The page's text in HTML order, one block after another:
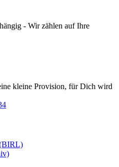
- Wir zählen auf Ihre
kleine Provision, für Dich wird